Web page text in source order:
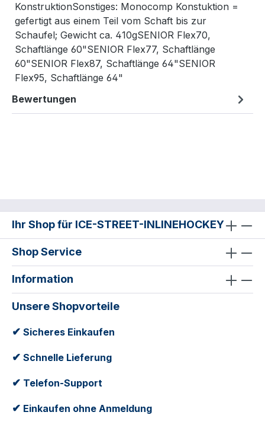
KonstruktionSonstiges: Monocomp Konstuktion =
gefertigt aus einem Teil vom Schaft bis zur
Schaufel; Gewicht ca. 410gSENIOR Flex70,
Schaftlänge 60"SENIOR Flex77, Schaftlänge
60"SENIOR Flex87, Schaftlänge 64"SENIOR
Flex95, Schaftlänge 64"
Bewertungen
Ihr Shop für ICE-STREET-INLINEHOCKEY
Shop Service
Information
Unsere Shopvorteile
✔ Sicheres Einkaufen
✔ Schnelle Lieferung
✔ Telefon-Support
✔ Einkaufen ohne Anmeldung